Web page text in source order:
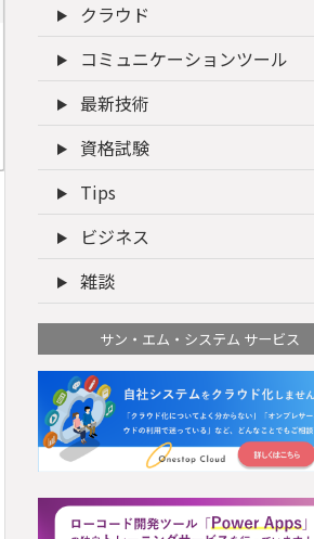
クラウド
コミュニケーションツール
最新技術
資格試験
Tips
ビジネス
雑談
サン・エム・システム サービス